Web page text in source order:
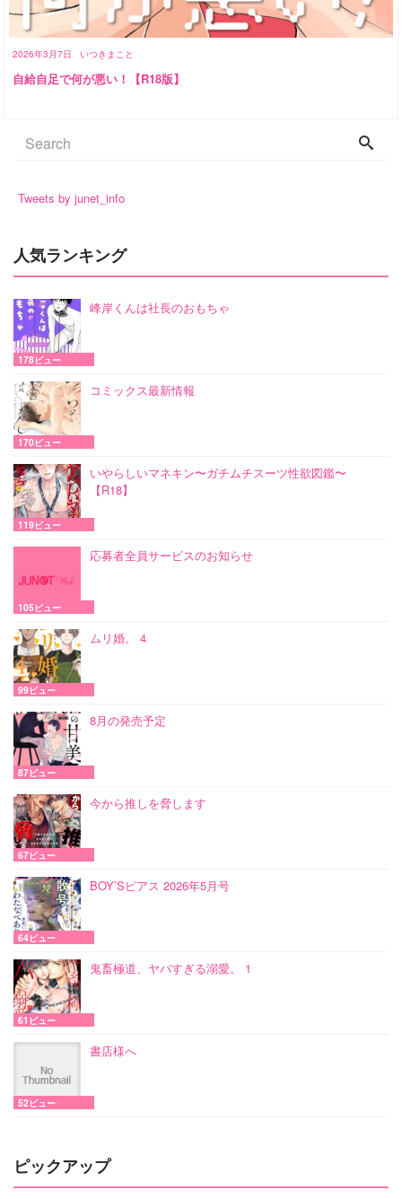
2026年3月7日 いつきまこと
自給自足で何が悪い！【R18版】
Tweets by junet_info
人気ランキング
峰岸くんは社長のおもちゃ
178ビュー
コミックス最新情報
170ビュー
いやらしいマネキン〜ガチムチスーツ性欲図鑑〜
【R18】
119ビュー
応募者全員サービスのお知らせ
105ビュー
ムリ婚。 4
99ビュー
8月の発売予定
87ビュー
今から推しを脅します
67ビュー
BOY’Sピアス 2026年5月号
64ビュー
鬼畜極道、ヤバすぎる溺愛。 1
61ビュー
書店様へ
52ビュー
ピックアップ